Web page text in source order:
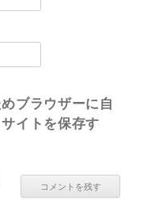
ブラウザーに自
イトを保存す